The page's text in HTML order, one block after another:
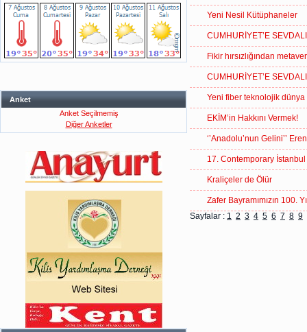
Anket
Anket Seçilmemiş
Diğer Anketler
Yeni Nesil Kütüphaneler
CUMHURİYET’E
Fikir hırsızlığından
CUMHURİYET’E
Yeni fiber teknolojik dünya
EKİM’in Hakkını Vermek!
‘’Anadolu’nun Gelini’’
17. Contemporary İstanbul
Kraliçeler de Ölür
Zafer Bayramımızın 100.
Sayfalar : 1 2 3 4 5 6 7 8 9